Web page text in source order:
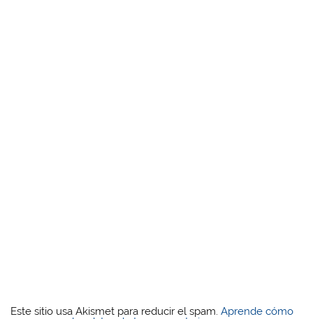
Este sitio usa Akismet para reducir el spam.Aprende cómo